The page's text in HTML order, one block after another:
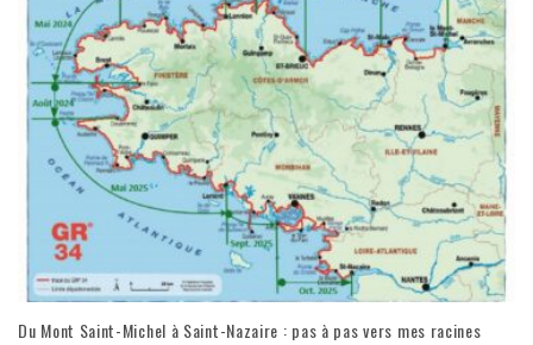
Du Mont Saint-Michel à Saint-Nazaire : pas à pas vers mes racines